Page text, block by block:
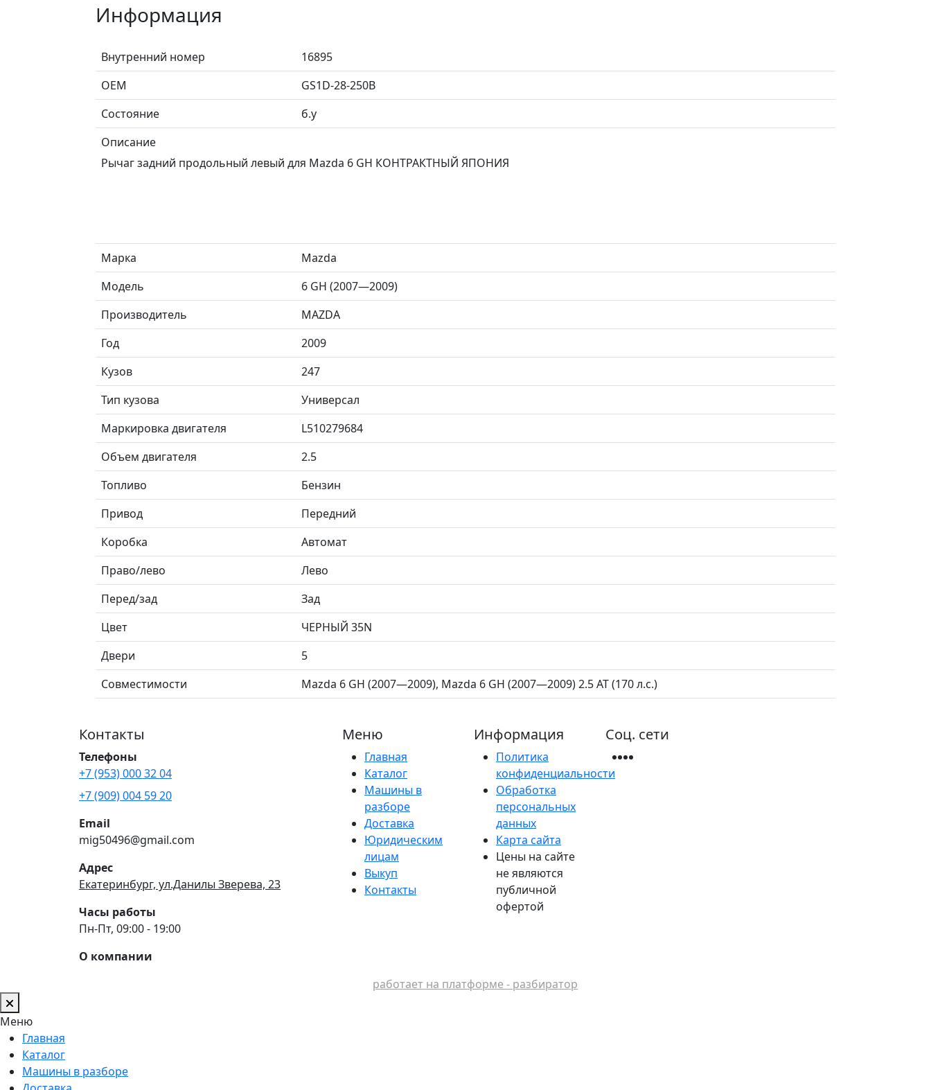
Информация
Внутренний номер
16895
ОЕМ
GS1D-28-250B
Состояние
б.у
Описание
Рычаг задний продольный левый для Mazda 6 GH КОНТРАКТНЫЙ ЯПОНИЯ
Марка
Mazda
Модель
6 GH (2007—2009)
Производитель
MAZDA
Год
2009
Кузов
247
Тип кузова
Универсал
Маркировка двигателя
L510279684
Объем двигателя
2.5
Топливо
Бензин
Привод
Передний
Коробка
Автомат
Право/лево
Лево
Перед/зад
Зад
Цвет
ЧЕРНЫЙ 35N
Двери
5
Совместимости
Mazda 6 GH (2007—2009), Mazda 6 GH (2007—2009) 2.5 AT (170 л.с.)
Контакты
Телефоны
+7 (953) 000 32 04
+7 (909) 004 59 20
Email
mig50496@gmail.com
Адрес
Екатеринбург, ул.Данилы Зверева, 23
Часы работы
Пн-Пт, 09:00 - 19:00
О компании
Меню
Главная
Каталог
Машины в
разборе
Доставка
Юридическим
лицам
Выкуп
Контакты
Информация
Политика
конфиденциальности
Обработка
персональных
данных
Карта сайта
Цены на сайте
не являются
публичной
офертой
Соц. сети
работает на платформе - разбиратор
Меню
Главная
Каталог
Машины в разборе